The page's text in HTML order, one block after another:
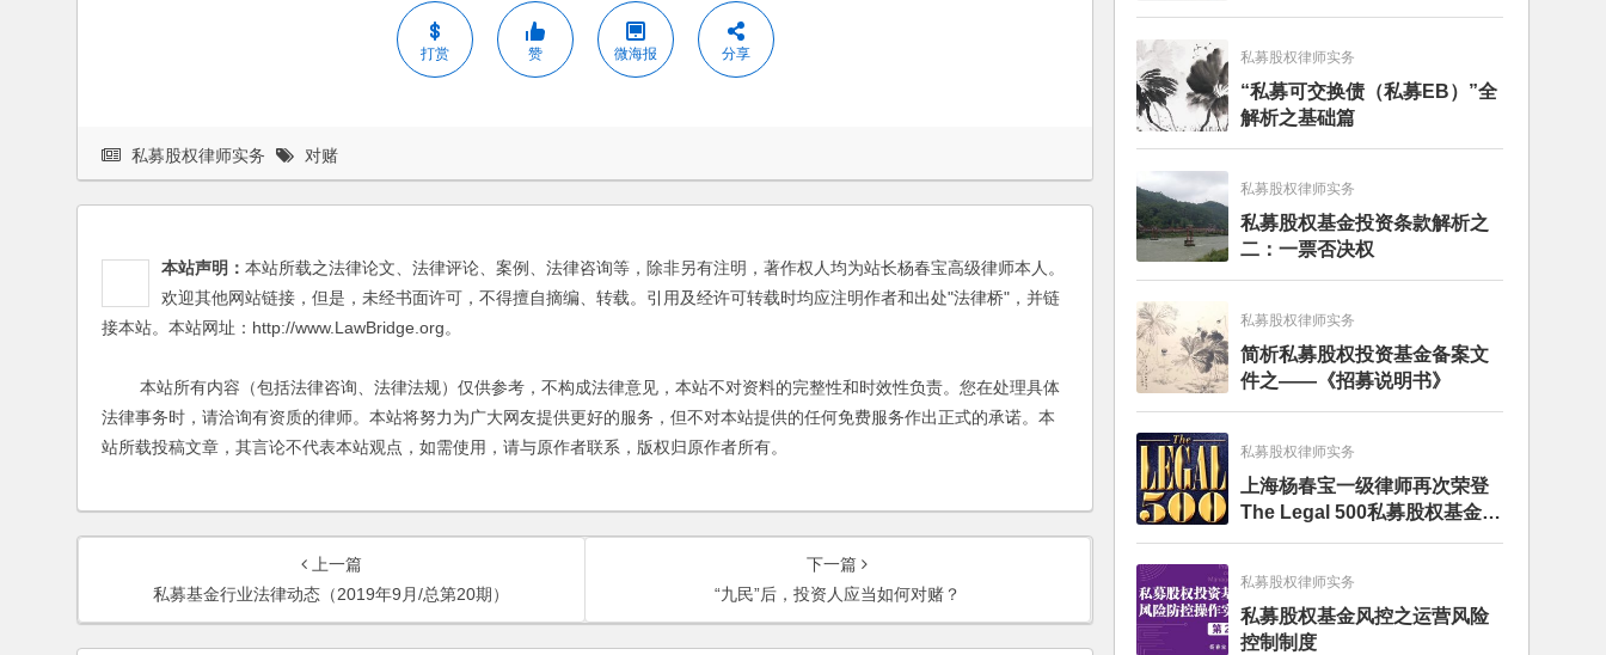
打赏 赞 微海报 分享
私募股权律师实务 对赌
本站声明： 本站所载之法律论文、法律评论、案例、法律咨询等，除非另有注明，著作权人均为站长杨春宝高级律师本人。
欢迎其他网站链接，但是，未经书面许可，不得擅自摘编、转载。引用及经许可转载时均应注明作者和出处"法律桥"，并链
接本站。本站网址：http://www.LawBridge.org。
本站所有内容（包括法律咨询、法律法规）仅供参考，不构成法律意见，本站不对资料的完整性和时效性负责。您在处理具体
法律事务时，请洽询有资质的律师。本站将努力为广大网友提供更好的服务，但不对本站提供的任何免费服务作出正式的承诺。本
站所载投稿文章，其言论不代表本站观点，如需使用，请与原作者联系，版权归原作者所有。
上一篇
私募基金行业法律动态（2019年9月/总第20期）
下一篇
“九民”后，投资人应当如何对赌？
私募股权律师实务
“私募可交换债（私募EB）”全
解析之基础篇
私募股权律师实务
私募股权基金投资条款解析之
二：一票否决权
私募股权律师实务
简析私募股权投资基金备案文
件之——《招募说明书》
私募股权律师实务
上海杨春宝一级律师再次荣登
The Legal 500私募股权基金律
师榜单
私募股权律师实务
私募股权基金风控之运营风险
控制制度